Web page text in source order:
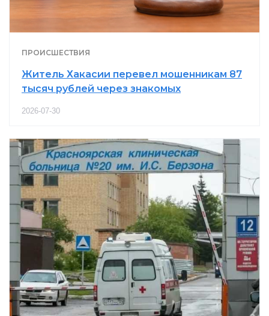
ПРОИСШЕСТВИЯ
Житель Хакасии перевел мошенникам 87
тысяч рублей через знакомых
2026-07-30